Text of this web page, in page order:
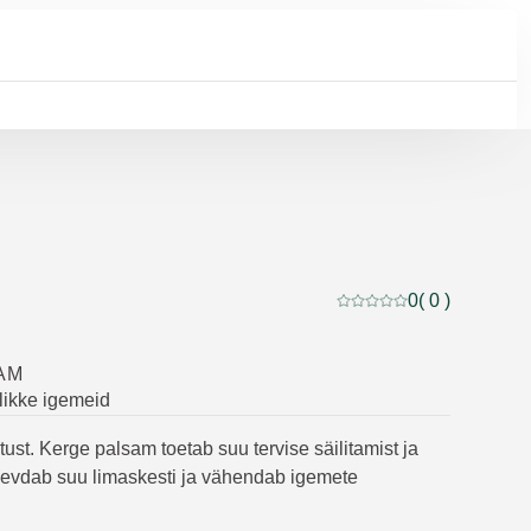
Praegune hinnang: 0
0( 0 )
igemeid
Kerge palsam toetab suu tervise säilitamist ja
suu limaskesti ja vähendab igemete